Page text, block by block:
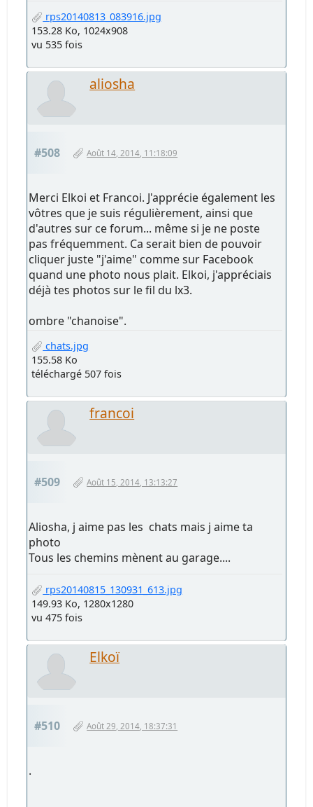
rps20140813_083916.jpg
153.28 Ko, 1024x908
vu 535 fois
aliosha
#508 Août 14, 2014, 11:18:09
Merci Elkoi et Francoi. J'apprécie également les
vôtres que je suis régulièrement, ainsi que
d'autres sur ce forum... même si je ne poste
pas fréquemment. Ca serait bien de pouvoir
cliquer juste "j'aime" comme sur Facebook
quand une photo nous plait. Elkoi, j'appréciais
déjà tes photos sur le fil du lx3.
ombre "chanoise".
chats.jpg
155.58 Ko
téléchargé 507 fois
francoi
#509 Août 15, 2014, 13:13:27
Aliosha, j aime pas les chats mais j aime ta
photo
Tous les chemins mènent au garage....
rps20140815_130931_613.jpg
149.93 Ko, 1280x1280
vu 475 fois
Elkoï
#510 Août 29, 2014, 18:37:31
.